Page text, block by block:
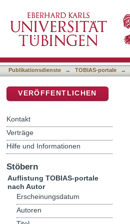
Publikationsdienste → TOBIAS-portale →
VERÖFFENTLICHEN
Kontakt
Verträge
Hilfe und Informationen
Stöbern
Auflistung TOBIAS-portale
nach Autor
Erscheinungsdatum
Autoren